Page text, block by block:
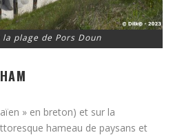
la plage de Pors Doun
» en breton) et sur la
hameau de paysans et